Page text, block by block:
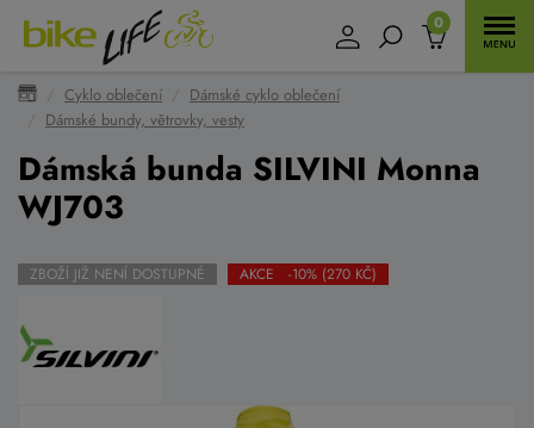
0
Cyklo oblečení
Dámské cyklo oblečení
Dámské bundy, větrovky, vesty
Dámská bunda SILVINI Monna
WJ703
ZBOŽÍ JIŽ NENÍ DOSTUPNÉ AKCE -10% (270 KČ)